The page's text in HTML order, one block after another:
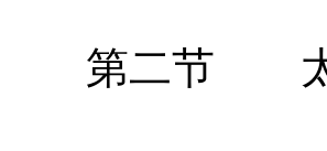
第二节 太